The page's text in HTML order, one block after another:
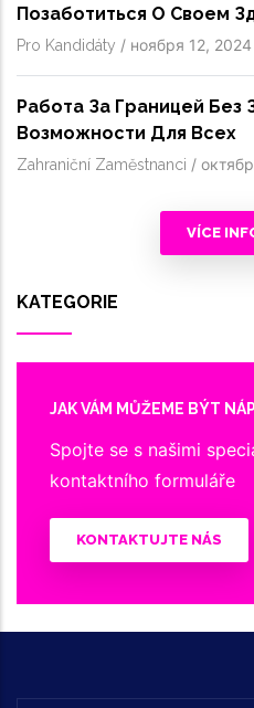
Позаботиться О Своем
Pro Kandidáty / ноября 12, 2024
Работа За Границей Без
Возможности Для Всех
Zahraniční Zaměstnanci /
VÍCE
KATEGORIE
JAK VÁM MŮŽEME BÝT
Spojte se s našimi
kontaktního formuláře
KONTAKTUJTE NÁS